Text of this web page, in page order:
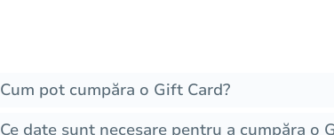
Cum pot cumpăra o Gift Card?
Ce date sunt necesare pentru a cumpăra o